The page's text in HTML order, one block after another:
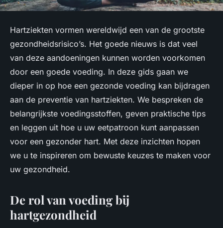
Hartziekten vormen wereldwijd een van de grootste
gezondheidsrisico’s. Het goede nieuws is dat veel
van deze aandoeningen kunnen worden voorkomen
door een goede voeding. In deze gids gaan we
dieper in op hoe een gezonde voeding kan bijdragen
aan de preventie van hartziekten. We bespreken de
belangrijkste voedingsstoffen, geven praktische tips
en leggen uit hoe u uw eetpatroon kunt aanpassen
voor een gezonder hart. Met deze inzichten hopen
we u te inspireren om bewuste keuzes te maken voor
uw gezondheid.
De rol van voeding bij
hartgezondheid